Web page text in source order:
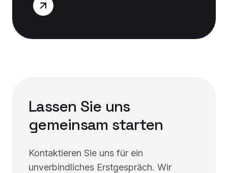
Lassen Sie uns
gemeinsam starten
Kontaktieren Sie uns für ein
unverbindliches Erstgespräch. Wir